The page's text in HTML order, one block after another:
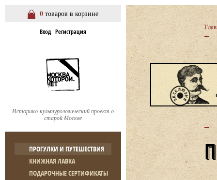
0 товаров в корзине
Вход Регистрация
Историко-культурологический проект о
старой Москве
ПРОГУЛКИ И ПУТЕШЕСТВИЯ
КНИЖНАЯ ЛАВКА
ПОДАРОЧНЫЕ СЕРТИФИКАТЫ